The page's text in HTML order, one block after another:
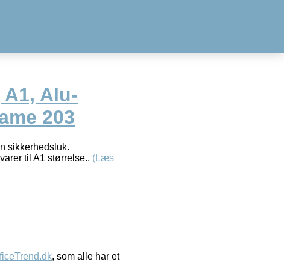
Alu-
203
sikkerhedsluk.
til A1 størrelse.. (Læs
, som alle har et